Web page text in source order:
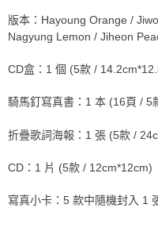
３．安心：先確認商品／服務後
【「AFTEE先享後付」結帳流程
結帳頁面，進行簡訊認證並確認
３．收到繳費通知簡訊後14天內
※ 請注意：結帳手續完成當下不
購買商品的店家。未經商家同意
※ 交易是否成功請以「AFTEE先
客戶支援中心」https://
全家取貨付款
每筆NT$60，滿NT$1,599(含
付款後全家取貨
每筆NT$60，滿NT$1,599(含
付款後7-11取貨
每筆NT$60，滿NT$1,599(含
版本：Hayoung Orange /
Nagyung Lemon / Jiheon
CD盒：1 個 (5款 /
騎馬釘寫真書：1 本 (16頁 / 5
折疊歌詞海報：1 張 (5款 /
CD：1 片 (5款 / 12cm*12cm)
寫真小卡：5 款中隨機封入 1